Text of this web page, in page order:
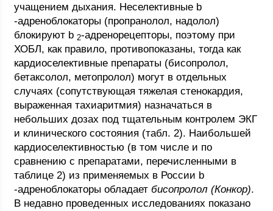
учащением дыхания. Неселективные b
-адреноблокаторы (пропранолол, надолол)
блокируют b 2-адренорецепторы, поэтому при
ХОБЛ, как правило, противопоказаны, тогда как
кардиоселективные препараты (бисопролол,
бетаксолол, метопролол) могут в отдельных
случаях (сопутствующая тяжелая стенокардия,
выраженная тахиаритмия) назначаться в
небольших дозах под тщательным контролем ЭКГ
и клинического состояния (табл. 2). Наибольшей
кардиоселективностью (в том числе и по
сравнению с препаратами, перечисленными в
таблице 2) из применяемых в России b
-адреноблокаторы обладает бисопролол (Конкор).
В недавно проведенных исследованиях показано